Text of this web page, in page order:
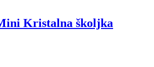
Kristalna školjka